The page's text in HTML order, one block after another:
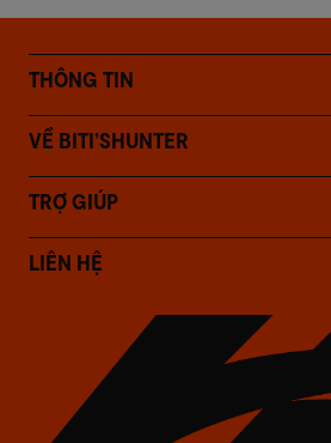
THÔNG TIN
VỀ BITI’SHUNTER
TRỢ GIÚP
LIÊN HỆ